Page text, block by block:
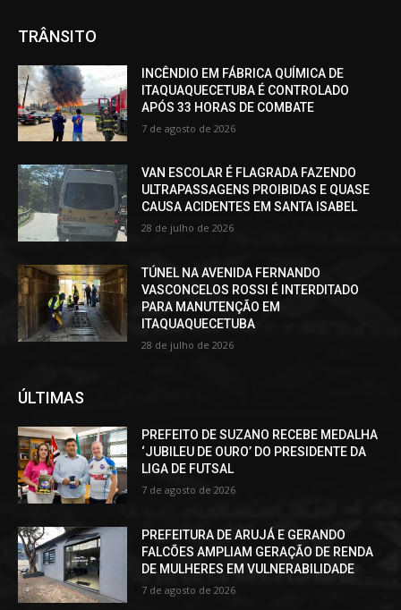
TRÂNSITO
INCÊNDIO EM FÁBRICA QUÍMICA DE
ITAQUAQUECETUBA É CONTROLADO
APÓS 33 HORAS DE COMBATE
7 de agosto de 2026
VAN ESCOLAR É FLAGRADA FAZENDO
ULTRAPASSAGENS PROIBIDAS E QUASE
CAUSA ACIDENTES EM SANTA ISABEL
28 de julho de 2026
TÚNEL NA AVENIDA FERNANDO
VASCONCELOS ROSSI É INTERDITADO
PARA MANUTENÇÃO EM
ITAQUAQUECETUBA
28 de julho de 2026
ÚLTIMAS
PREFEITO DE SUZANO RECEBE MEDALHA
‘JUBILEU DE OURO’ DO PRESIDENTE DA
LIGA DE FUTSAL
7 de agosto de 2026
PREFEITURA DE ARUJÁ E GERANDO
FALCÕES AMPLIAM GERAÇÃO DE RENDA
DE MULHERES EM VULNERABILIDADE
7 de agosto de 2026